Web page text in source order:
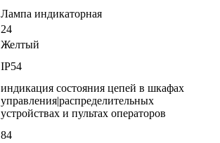
Лампа индикаторная
24
Желтый
IP54
индикация состояния цепей в шкафах
управления|распределительных
устройствах и пультах операторов
84